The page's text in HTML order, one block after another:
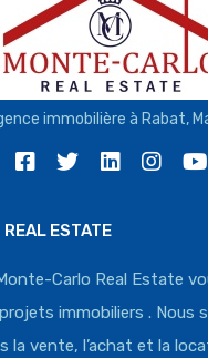
immobilière à Rabat,
ESTATE
Carlo Real Estate
immobiliers . Nous
la vente, l’achat et la